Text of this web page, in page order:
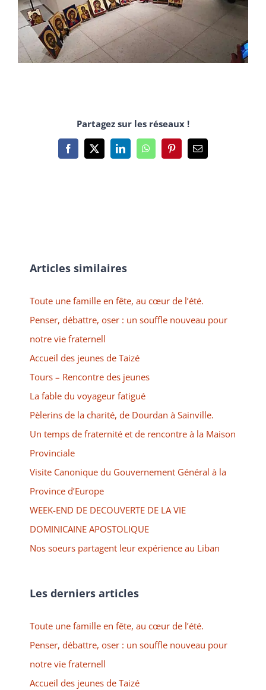
Partagez sur les réseaux !
Facebook
X LinkedInWhatsAppPinterestEmail
Articles similaires
Toute une famille en fête, au cœur de l’été.
Penser, débattre, oser : un souffle nouveau pour
notre vie fraternell
Accueil des jeunes de Taizé
Tours – Rencontre des jeunes
La fable du voyageur fatigué
Pèlerins de la charité, de Dourdan à Sainville.
Un temps de fraternité et de rencontre à la Maison
Provinciale
Visite Canonique du Gouvernement Général à la
Province d’Europe
WEEK-END DE DECOUVERTE DE LA VIE
DOMINICAINE APOSTOLIQUE
Nos soeurs partagent leur expérience au Liban
Les derniers articles
Toute une famille en fête, au cœur de l’été.
Penser, débattre, oser : un souffle nouveau pour
notre vie fraternell
Accueil des jeunes de Taizé